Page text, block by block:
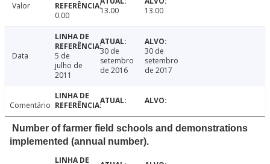
Valor
0.00
13.00 13.00
Data
5 de
julho de
2011
30 de
setembro
de 2016
30 de
setembro
de 2017
Comentário
Number of farmer field schools and demonstrations
implemented (annual number).